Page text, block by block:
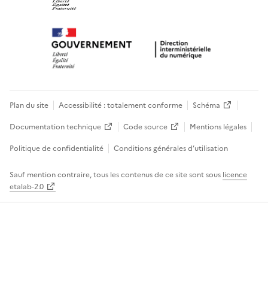
Plan du site Accessibilité : totalement conforme
Schéma
Documentation technique
Code source
Mentions légales
Politique de confidentialité
Conditions générales d’utilisation
Sauf mention contraire, tous les contenus de ce site sont sous licence
etalab-2.0